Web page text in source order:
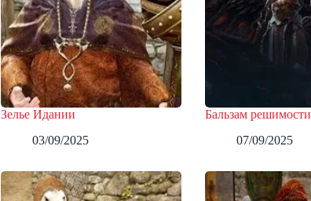
Зелье Идании
03/09/2025
Бальзам решимости
07/09/2025